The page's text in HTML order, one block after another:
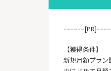
ｰｰｰｰｰｰ[PR]ｰｰｰ
【獲得条件】
新規月額プラン